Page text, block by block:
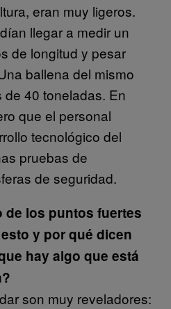
eran muy ligeros.
llegar a medir un
de longitud y pesar
ballena del mismo
40 toneladas. En
que el personal
tecnológico del
pruebas de
de seguridad.
de los puntos fuertes
y por qué dicen
hay algo que está
son muy reveladores: